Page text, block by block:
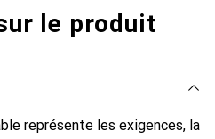
le produit
représente les exigences, la